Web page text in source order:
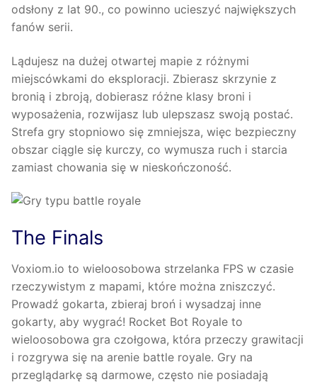
odsłony z lat 90., co powinno ucieszyć największych
fanów serii.
Lądujesz na dużej otwartej mapie z różnymi
miejscówkami do eksploracji. Zbierasz skrzynie z
bronią i zbroją, dobierasz różne klasy broni i
wyposażenia, rozwijasz lub ulepszasz swoją postać.
Strefa gry stopniowo się zmniejsza, więc bezpieczny
obszar ciągle się kurczy, co wymusza ruch i starcia
zamiast chowania się w nieskończoność.
The Finals
Voxiom.io to wieloosobowa strzelanka FPS w czasie
rzeczywistym z mapami, które można zniszczyć.
Prowadź gokarta, zbieraj broń i wysadzaj inne
gokarty, aby wygrać! Rocket Bot Royale to
wieloosobowa gra czołgowa, która przeczy grawitacji
i rozgrywa się na arenie battle royale. Gry na
przeglądarkę są darmowe, często nie posiadają